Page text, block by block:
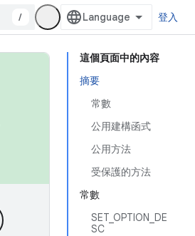
/ 登入
這個頁面中的內容
摘要
常數
公用建構函式
公用方法
受保護的方法
常數
SET_OPTION_DE
SC